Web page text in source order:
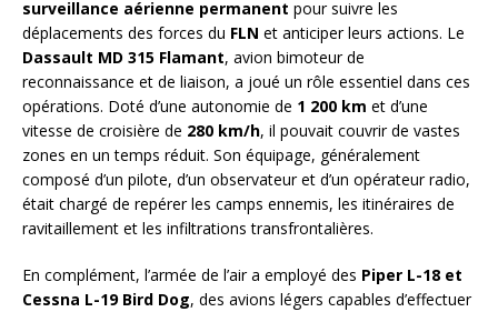
surveillance aérienne permanent pour suivre les
déplacements des forces du FLN et anticiper leurs actions. Le
Dassault MD 315 Flamant, avion bimoteur de
reconnaissance et de liaison, a joué un rôle essentiel dans ces
opérations. Doté d’une autonomie de 1 200 km et d’une
vitesse de croisière de 280 km/h, il pouvait couvrir de vastes
zones en un temps réduit. Son équipage, généralement
composé d’un pilote, d’un observateur et d’un opérateur radio,
était chargé de repérer les camps ennemis, les itinéraires de
ravitaillement et les infiltrations transfrontalières.
En complément, l’armée de l’air a employé des Piper L-18 et
Cessna L-19 Bird Dog, des avions légers capables d’effectuer